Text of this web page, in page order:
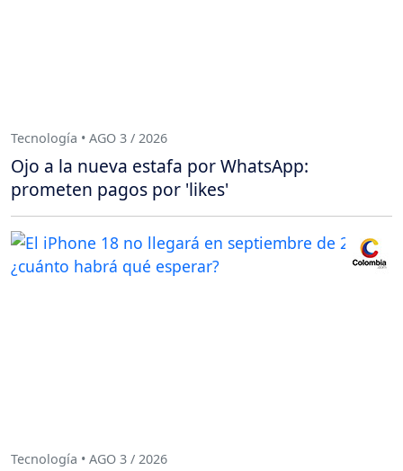
Tecnología • AGO 3 / 2026
Ojo a la nueva estafa por WhatsApp:
prometen pagos por 'likes'
Tecnología • AGO 3 / 2026